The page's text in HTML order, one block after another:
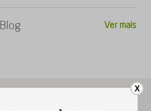
Blog Ver mais
X